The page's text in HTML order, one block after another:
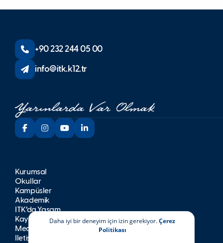
+90 232 244 05 00
info@itk.k12.tr
Kurumsal
Okullar
Kampüsler
Akademik
İTK’da Yaşam
Kayıt
Medya
İletişim
Daha iyi bir deneyim için izin gerekiyor.Çerez
Politikası